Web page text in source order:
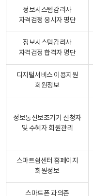
정보시스템감리사
자격검정 응시자 명단
정보시스템감리사
자격검정 합격자 명단
디지털서비스 이용지원
회원정보
정보통신보조기기 신청자
및 수혜자 회원관리
스마트쉼센터 홈페이지
회원정보
스마트폰 과의존